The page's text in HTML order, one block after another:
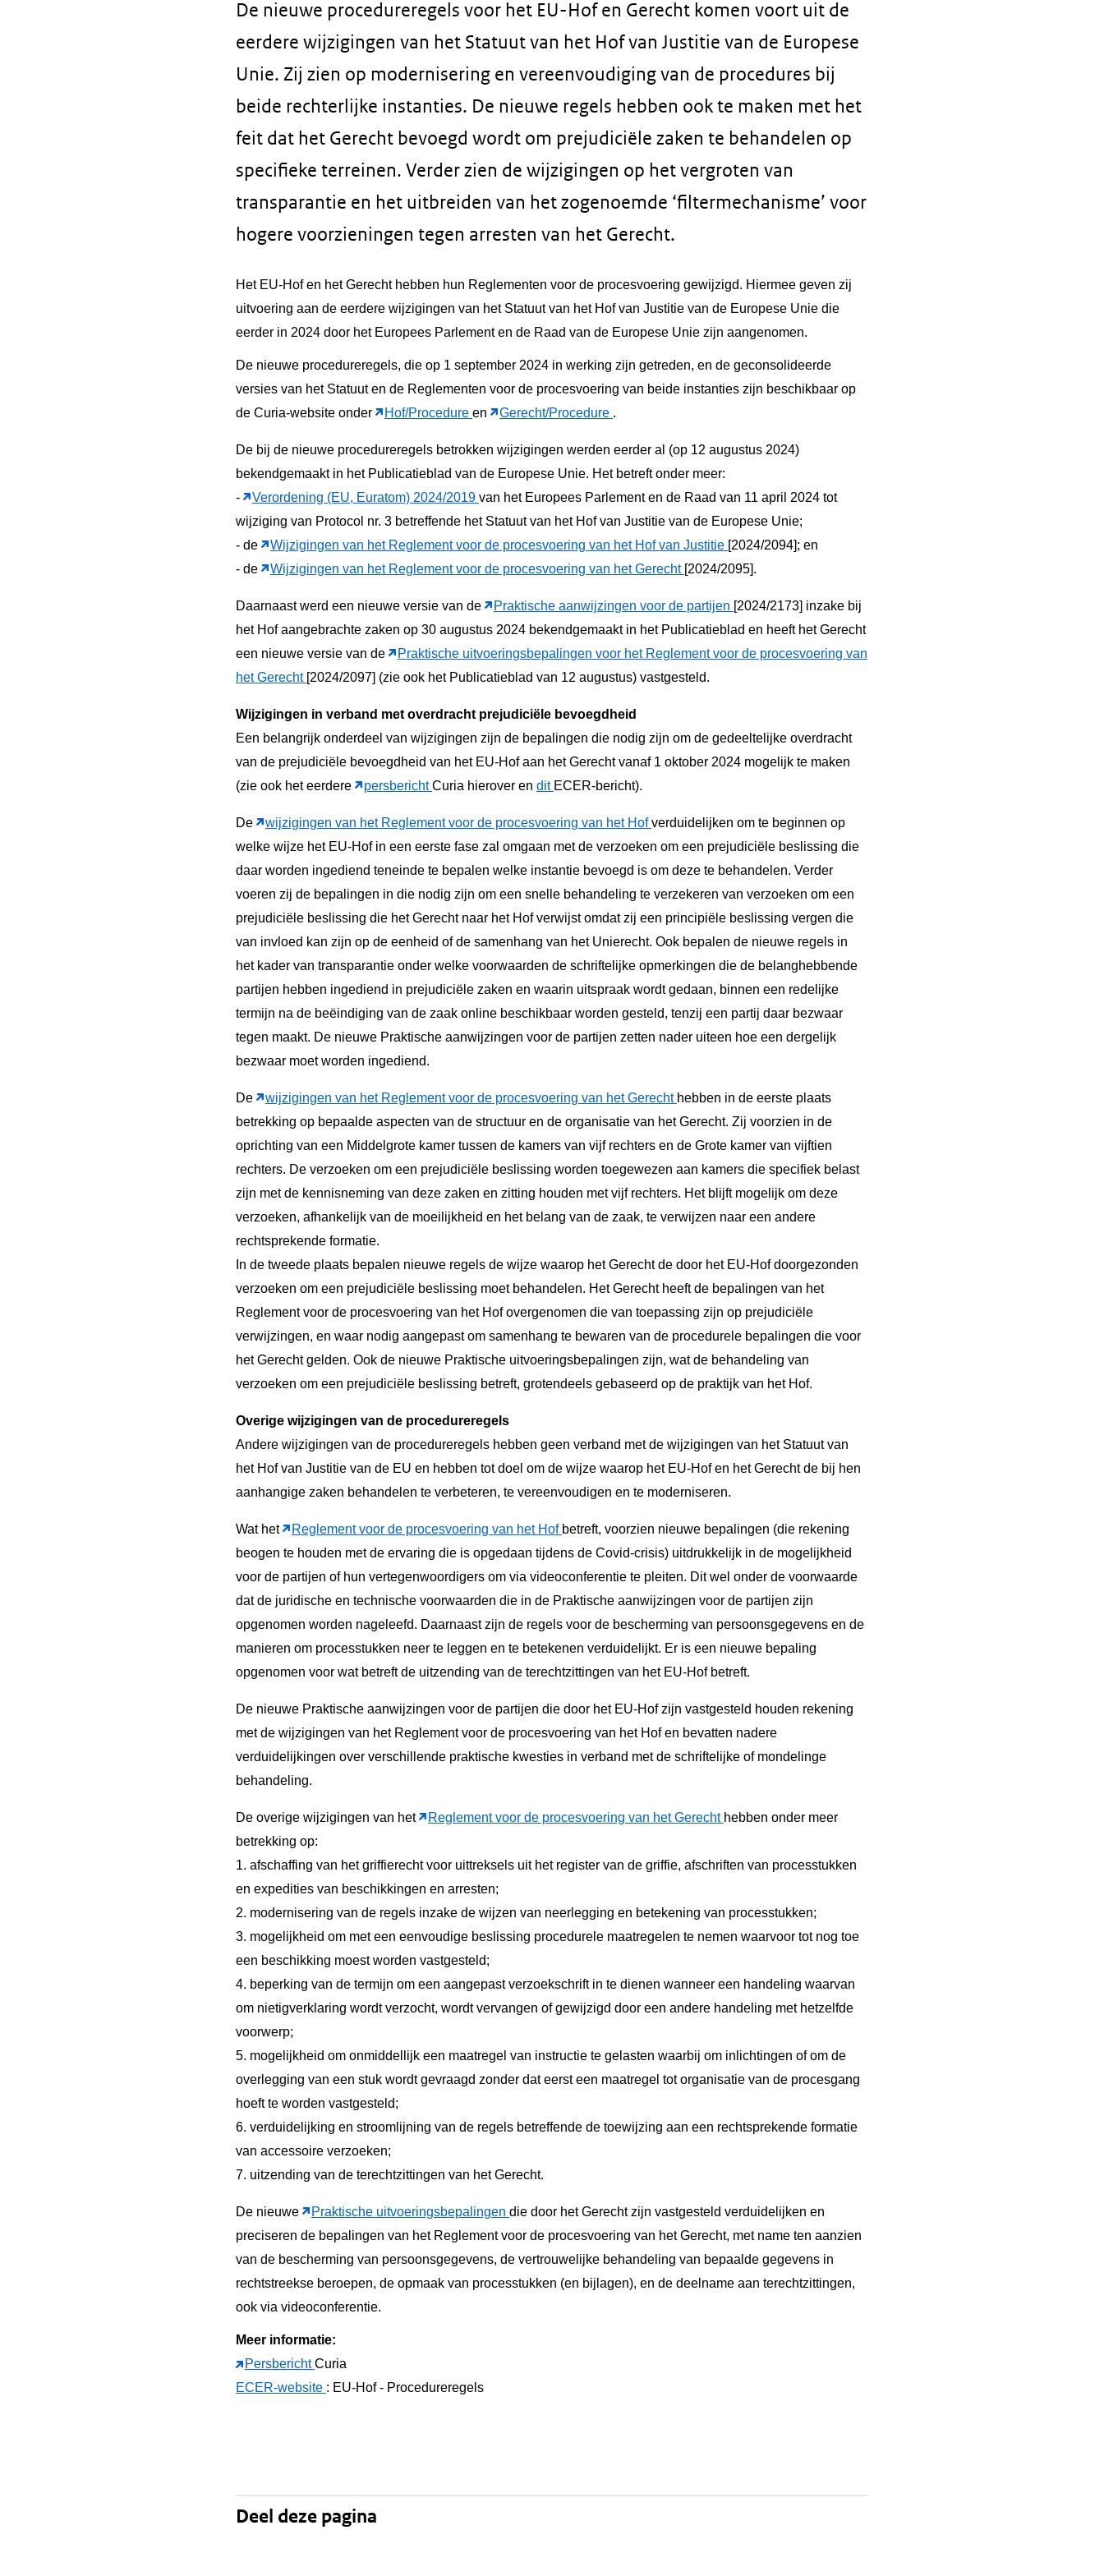
De nieuwe procedureregels voor het EU-Hof en Gerecht komen voort uit de
eerdere wijzigingen van het Statuut van het Hof van Justitie van de Europese
Unie. Zij zien op modernisering en vereenvoudiging van de procedures bij
beide rechterlijke instanties. De nieuwe regels hebben ook te maken met het
feit dat het Gerecht bevoegd wordt om prejudiciële zaken te behandelen op
specifieke terreinen. Verder zien de wijzigingen op het vergroten van
transparantie en het uitbreiden van het zogenoemde ‘filtermechanisme’ voor
hogere voorzieningen tegen arresten van het Gerecht.
Het EU-Hof en het Gerecht hebben hun Reglementen voor de procesvoering gewijzigd. Hiermee geven zij
uitvoering aan de eerdere wijzigingen van het Statuut van het Hof van Justitie van de Europese Unie die
eerder in 2024 door het Europees Parlement en de Raad van de Europese Unie zijn aangenomen.
De nieuwe procedureregels, die op 1 september 2024 in werking zijn getreden, en de geconsolideerde
versies van het Statuut en de Reglementen voor de procesvoering van beide instanties zijn beschikbaar op
de Curia-website onder
Hof/Procedure en Gerecht/Procedure .
De bij de nieuwe procedureregels betrokken wijzigingen werden eerder al (op 12 augustus 2024)
bekendgemaakt in het Publicatieblad van de Europese Unie. Het betreft onder meer:
-
Verordening (EU, Euratom) 2024/2019 van het Europees Parlement en de Raad van 11 april 2024 tot
wijziging van Protocol nr. 3 betreffende het Statuut van het Hof van Justitie van de Europese Unie;
- de
Wijzigingen van het Reglement voor de procesvoering van het Hof van Justitie [2024/2094]; en
- de
Wijzigingen van het Reglement voor de procesvoering van het Gerecht [2024/2095].
Daarnaast werd een nieuwe versie van de Praktische aanwijzingen voor de partijen [2024/2173] inzake bij
het Hof aangebrachte zaken op 30 augustus 2024 bekendgemaakt in het Publicatieblad en heeft het Gerecht
een nieuwe versie van de
Praktische uitvoeringsbepalingen voor het Reglement voor de procesvoering van
het Gerecht [2024/2097] (zie ook het Publicatieblad van 12 augustus) vastgesteld.
Wijzigingen in verband met overdracht prejudiciële bevoegdheid
Een belangrijk onderdeel van wijzigingen zijn de bepalingen die nodig zijn om de gedeeltelijke overdracht
van de prejudiciële bevoegdheid van het EU-Hof aan het Gerecht vanaf 1 oktober 2024 mogelijk te maken
(zie ook het eerdere
persbericht Curia hierover en dit ECER-bericht).
De wijzigingen van het Reglement voor de procesvoering van het Hof verduidelijken om te beginnen op
welke wijze het EU-Hof in een eerste fase zal omgaan met de verzoeken om een prejudiciële beslissing die
daar worden ingediend teneinde te bepalen welke instantie bevoegd is om deze te behandelen. Verder
voeren zij de bepalingen in die nodig zijn om een snelle behandeling te verzekeren van verzoeken om een
prejudiciële beslissing die het Gerecht naar het Hof verwijst omdat zij een principiële beslissing vergen die
van invloed kan zijn op de eenheid of de samenhang van het Unierecht. Ook bepalen de nieuwe regels in
het kader van transparantie onder welke voorwaarden de schriftelijke opmerkingen die de belanghebbende
partijen hebben ingediend in prejudiciële zaken en waarin uitspraak wordt gedaan, binnen een redelijke
termijn na de beëindiging van de zaak online beschikbaar worden gesteld, tenzij een partij daar bezwaar
tegen maakt. De nieuwe Praktische aanwijzingen voor de partijen zetten nader uiteen hoe een dergelijk
bezwaar moet worden ingediend.
De wijzigingen van het Reglement voor de procesvoering van het Gerecht hebben in de eerste plaats
betrekking op bepaalde aspecten van de structuur en de organisatie van het Gerecht. Zij voorzien in de
oprichting van een Middelgrote kamer tussen de kamers van vijf rechters en de Grote kamer van vijftien
rechters. De verzoeken om een prejudiciële beslissing worden toegewezen aan kamers die specifiek belast
zijn met de kennisneming van deze zaken en zitting houden met vijf rechters. Het blijft mogelijk om deze
verzoeken, afhankelijk van de moeilijkheid en het belang van de zaak, te verwijzen naar een andere
rechtsprekende formatie.
In de tweede plaats bepalen nieuwe regels de wijze waarop het Gerecht de door het EU-Hof doorgezonden
verzoeken om een prejudiciële beslissing moet behandelen. Het Gerecht heeft de bepalingen van het
Reglement voor de procesvoering van het Hof overgenomen die van toepassing zijn op prejudiciële
verwijzingen, en waar nodig aangepast om samenhang te bewaren van de procedurele bepalingen die voor
het Gerecht gelden. Ook de nieuwe Praktische uitvoeringsbepalingen zijn, wat de behandeling van
verzoeken om een prejudiciële beslissing betreft, grotendeels gebaseerd op de praktijk van het Hof.
Overige wijzigingen van de procedureregels
Andere wijzigingen van de procedureregels hebben geen verband met de wijzigingen van het Statuut van
het Hof van Justitie van de EU en hebben tot doel om de wijze waarop het EU-Hof en het Gerecht de bij hen
aanhangige zaken behandelen te verbeteren, te vereenvoudigen en te moderniseren.
Wat het Reglement voor de procesvoering van het Hof betreft, voorzien nieuwe bepalingen (die rekening
beogen te houden met de ervaring die is opgedaan tijdens de Covid-crisis) uitdrukkelijk in de mogelijkheid
voor de partijen of hun vertegenwoordigers om via videoconferentie te pleiten. Dit wel onder de voorwaarde
dat de juridische en technische voorwaarden die in de Praktische aanwijzingen voor de partijen zijn
opgenomen worden nageleefd. Daarnaast zijn de regels voor de bescherming van persoonsgegevens en de
manieren om processtukken neer te leggen en te betekenen verduidelijkt. Er is een nieuwe bepaling
opgenomen voor wat betreft de uitzending van de terechtzittingen van het EU-Hof betreft.
De nieuwe Praktische aanwijzingen voor de partijen die door het EU-Hof zijn vastgesteld houden rekening
met de wijzigingen van het Reglement voor de procesvoering van het Hof en bevatten nadere
verduidelijkingen over verschillende praktische kwesties in verband met de schriftelijke of mondelinge
behandeling.
De overige wijzigingen van het Reglement voor de procesvoering van het Gerecht hebben onder meer
betrekking op:
1. afschaffing van het griffierecht voor uittreksels uit het register van de griffie, afschriften van processtukken
en expedities van beschikkingen en arresten;
2. modernisering van de regels inzake de wijzen van neerlegging en betekening van processtukken;
3. mogelijkheid om met een eenvoudige beslissing procedurele maatregelen te nemen waarvoor tot nog toe
een beschikking moest worden vastgesteld;
4. beperking van de termijn om een aangepast verzoekschrift in te dienen wanneer een handeling waarvan
om nietigverklaring wordt verzocht, wordt vervangen of gewijzigd door een andere handeling met hetzelfde
voorwerp;
5. mogelijkheid om onmiddellijk een maatregel van instructie te gelasten waarbij om inlichtingen of om de
overlegging van een stuk wordt gevraagd zonder dat eerst een maatregel tot organisatie van de procesgang
hoeft te worden vastgesteld;
6. verduidelijking en stroomlijning van de regels betreffende de toewijzing aan een rechtsprekende formatie
van accessoire verzoeken;
7. uitzending van de terechtzittingen van het Gerecht.
De nieuwe Praktische uitvoeringsbepalingen die door het Gerecht zijn vastgesteld verduidelijken en
preciseren de bepalingen van het Reglement voor de procesvoering van het Gerecht, met name ten aanzien
van de bescherming van persoonsgegevens, de vertrouwelijke behandeling van bepaalde gegevens in
rechtstreekse beroepen, de opmaak van processtukken (en bijlagen), en de deelname aan terechtzittingen,
ook via videoconferentie.
Meer informatie:
Persbericht Curia
ECER-website : EU-Hof - Procedureregels
Deel deze pagina